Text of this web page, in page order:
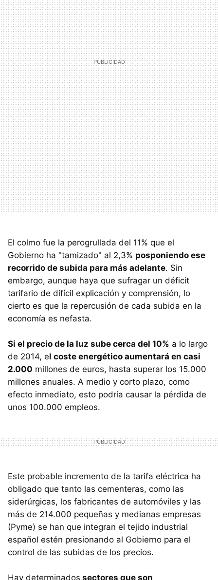
El colmo fue la perogrullada del 11% que el
Gobierno ha "tamizado" al 2,3% posponiendo ese
recorrido de subida para más adelante. Sin
embargo, aunque haya que sufragar un déficit
tarifario de difícil explicación y comprensión, lo
cierto es que la repercusión de cada subida en la
economía es nefasta.
Si el precio de la luz sube cerca del 10% a lo largo
de 2014, el coste energético aumentará en casi
2.000 millones de euros, hasta superar los 15.000
millones anuales. A medio y corto plazo, como
efecto inmediato, esto podría causar la pérdida de
unos 100.000 empleos.
Este probable incremento de la tarifa eléctrica ha
obligado que tanto las cementeras, como las
siderúrgicas, los fabricantes de automóviles y las
más de 214.000 pequeñas y medianas empresas
(Pyme) se han que integran el tejido industrial
español estén presionando al Gobierno para el
control de las subidas de los precios.
Hay determinados sectores que son